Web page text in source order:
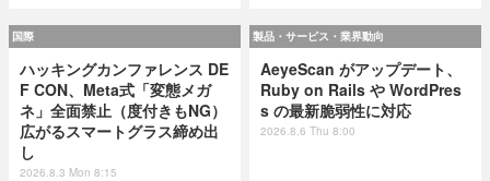
国際
ハッキングカンファレンス DE
F CON、Meta式「変態メガ
ネ」全面禁止（度付きもNG）
広がるスマートグラス締め出
し
2026.8.3 Mon 8:15
製品・サービス・業界動向
AeyeScan がアップデート、
Ruby on Rails や WordPres
s の最新脆弱性に対応
2026.8.6 Thu 8:00